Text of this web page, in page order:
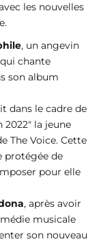
les nouvelles
, un angevin
chante
son album
dans le cadre de
2022" la jeune
The Voice. Cette
protégée de
pour elle
, après avoir
musicale
son nouveau